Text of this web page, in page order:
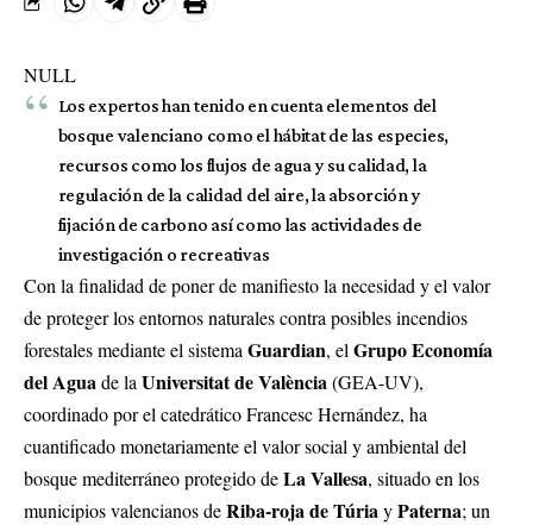
NULL
Los expertos han tenido en cuenta elementos del
bosque valenciano como el hábitat de las especies,
recursos como los flujos de agua y su calidad, la
regulación de la calidad del aire, la absorción y
fijación de carbono así como las actividades de
investigación o recreativas
Con la finalidad de poner de manifiesto la necesidad y el valor
de proteger los entornos naturales contra posibles incendios
forestales mediante el sistema Guardian, el Grupo Economía
del Aguade la Universitat de València(GEA-UV),
coordinado por el catedrático Francesc Hernández, ha
cuantificado monetariamente el valor social y ambiental del
bosque mediterráneo protegido deLa Vallesa, situado en los
municipios valencianos deRiba-roja de TúriayPaterna; un